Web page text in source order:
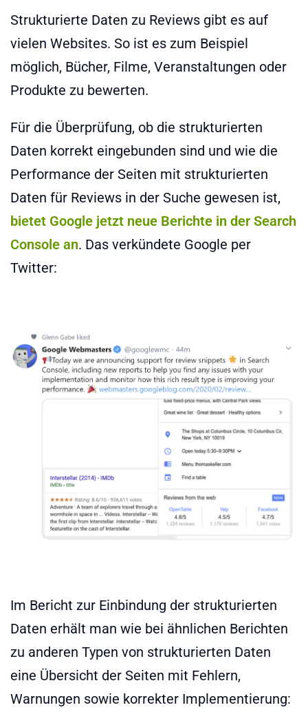
Strukturierte Daten zu Reviews gibt es auf
vielen Websites. So ist es zum Beispiel
möglich, Bücher, Filme, Veranstaltungen oder
Produkte zu bewerten.
Für die Überprüfung, ob die strukturierten
Daten korrekt eingebunden sind und wie die
Performance der Seiten mit strukturierten
Daten für Reviews in der Suche gewesen ist,
bietet Google jetzt neue Berichte in der Search
Console an. Das verkündete Google per
Twitter:
Im Bericht zur Einbindung der strukturierten
Daten erhält man wie bei ähnlichen Berichten
zu anderen Typen von strukturierten Daten
eine Übersicht der Seiten mit Fehlern,
Warnungen sowie korrekter Implementierung: